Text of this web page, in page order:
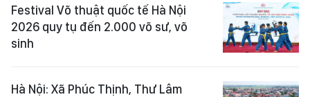
Festival Võ thuật quốc tế Hà Nội
2026 quy tụ đến 2.000 võ sư, võ
sinh
Hà Nội: Xã Phúc Thịnh, Thư Lâm